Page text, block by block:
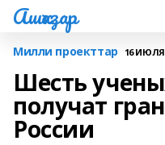
Ашҡаҙар
Милли проекттар 16 ИЮЛЯ
Шесть
получат
России